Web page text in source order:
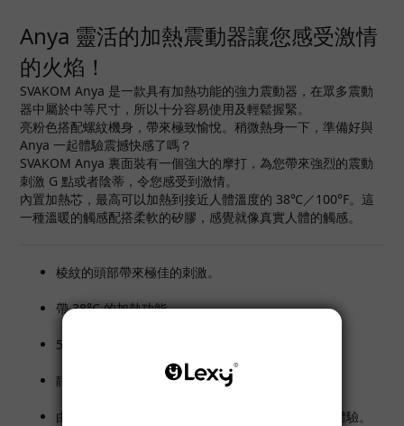
Anya 靈活的加熱震動器讓您感受激情
的火焰！
SVAKOM Anya 是一款具有加熱功能的強力震動器，在眾多震動
器中屬於中等尺寸，所以十分容易使用及輕鬆握緊。
亮粉色搭配螺紋機身，帶來極致愉悅。稍微熱身一下，準備好與
Anya 一起體驗震撼快感了嗎？
SVAKOM Anya 裏面裝有一個強大的摩打，為您帶來強烈的震動
刺激 G 點或者陰蒂，令您感受到激情。
內置加熱芯，最高可以加熱到接近人體溫度的 38℃／100°F。這
一種溫暖的觸感配搭柔軟的矽膠，感覺就像真實人體的觸感。
棱紋的頭部帶來極佳的刺激。
帶 38°C 的加熱功能。
5+1 種震動模式，及每種震動模式有 5 種震動強度。
靜音設計，無需顧慮地增添一點興奮。
由超柔軟的身體安全矽膠製成，希望為您提供最佳體驗。